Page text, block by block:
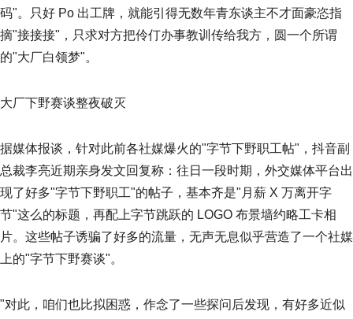
码"。只好 Po 出工牌，就能引得无数年青东谈主不才面豪恣指
摘"接接接"，只求对方把伶仃办事教训传给我方，圆一个所谓
的"大厂白领梦"。
大厂下野赛谈整夜破灭
据媒体报谈，针对此前各社媒爆火的"字节下野职工帖"，抖音副
总裁李亮近期亲身发文回复称：往日一段时期，外交媒体平台出
现了好多"字节下野职工"的帖子，基本齐是"月薪 X 万离开字
节"这么的标题，再配上字节跳跃的 LOGO 布景墙约略工卡相
片。这些帖子诱骗了好多的流量，无声无息似乎营造了一个社媒
上的"字节下野赛谈"。
"对此，咱们也比拟困惑，作念了一些探问后发现，有好多近似